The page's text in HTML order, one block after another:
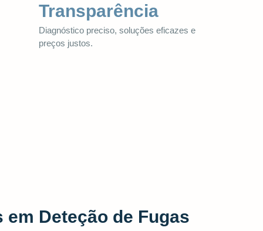
Transparência
Diagnóstico preciso, soluções eficazes e
preços justos.
Deteção de Fugas